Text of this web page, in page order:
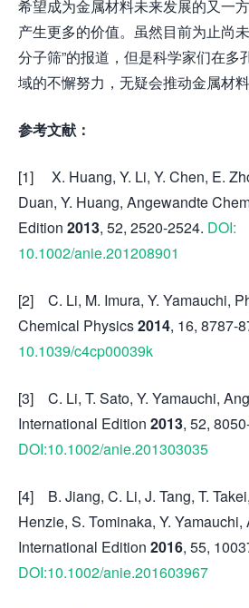
希望成为金属材料未来发展的又一
产生更多的价值。虽然目前为止尚
分子筛”的报道，但是科学家们在多
域的不懈努力，无疑会推动金属材
参考文献：
[1] X. Huang, Y. Li, Y. Chen, E.
Duan, Y. Huang, Angewandte
Edition 2013, 52, 2520-2524. DOI:
10.1002/anie.201208901
[2] C. Li, M. Imura, Y. Yamauchi,
Chemical Physics2014, 16, 8787-
10.1039/c4cp00039k
[3] C. Li, T. Sato, Y. Yamauchi,
International Edition 2013, 52,
DOI:10.1002/anie.201303035
[4] B. Jiang, C. Li, J. Tang, T.
Henzie, S. Tominaka, Y.
International Edition 2016, 55,
DOI:10.1002/anie.201603967